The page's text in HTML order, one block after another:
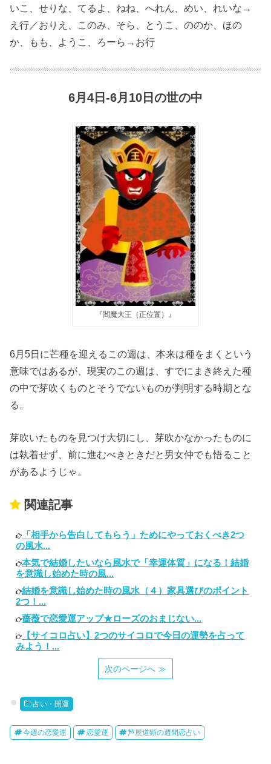
いこ、せりな、てるよ、ねね、へれん、めい、れいな→
え行／おりえ、このみ、そら、とうこ、ののか、ほの
か、もも、ようこ、ろーら→お行
6月4日-6月10日の世の中
『閻魔大王（正位置）』
6月5日に芒種を迎えるこの週は、本来は種をまくという
意味ではあるが、現実のこの週は、すでにまき終えた種
の中で芽吹くものとそうでないものが判明する時期とな
る。
芽吹いたものを見つけ大切にし、芽吹かなかったものに
は執着せず、前に進むべきときだと男女仲でも悟ること
があるようじゃ。
関連記事
「相手から告白してもらう」ためにやっておくべき2つ
の風水...
本気で結婚したいなら風水で「幸運体質」になる！結婚
を意識し始めた時の風...
結婚を意識し始めた時の風水（４）家具選びのポイント
2つ！...
薔薇で恋愛運アップ★ローズのおまじない...
【サイコロ占い】2つのサイコロで今日の運勢を占って
みよう！...
次のページへ ≫
占い・開運
今週の恋愛運 恋愛運 芦屋道顕の週間恋占い